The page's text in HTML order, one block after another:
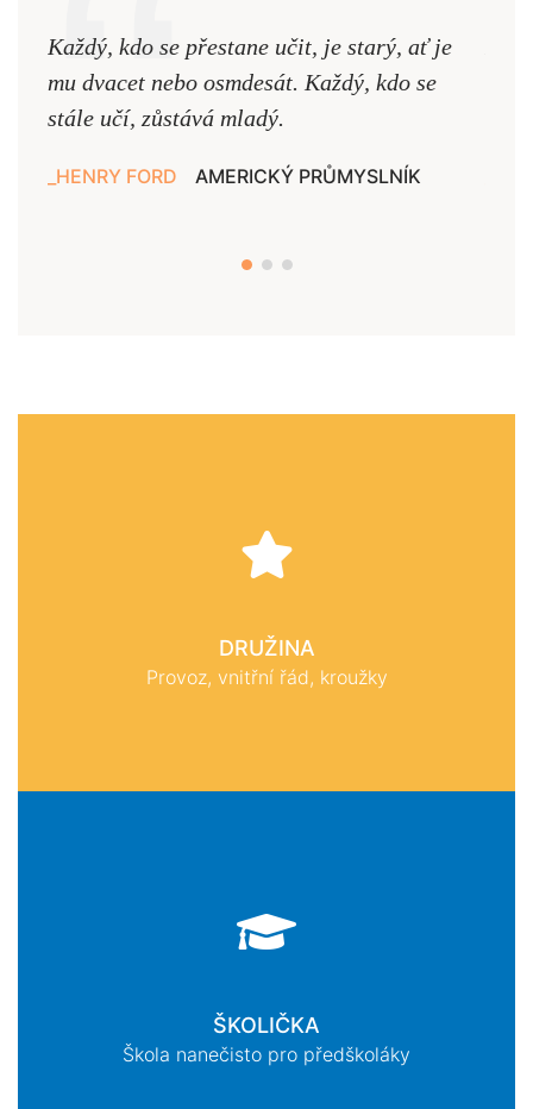
Každý, kdo se přestane učit, je starý, ať je
mu dvacet nebo osmdesát. Každý, kdo se
stále učí, zůstává mladý.
HENRY FORD AMERICKÝ PRŮMYSLNÍK
DRUŽINA
Provoz, vnitřní řád, kroužky
ŠKOLIČKA
Škola nanečisto pro předškoláky